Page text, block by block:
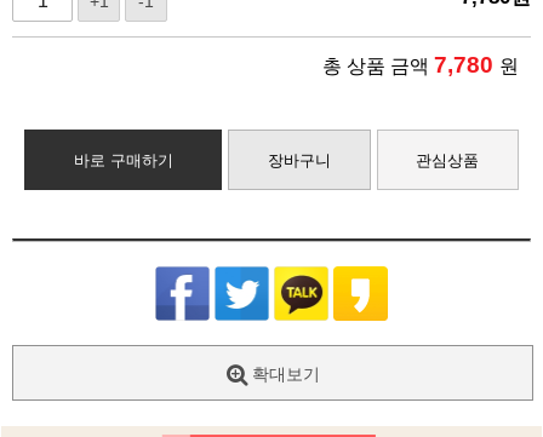
총 상품 금액 7,780 원
바로 구매하기 장바구니 관심상품
확대보기